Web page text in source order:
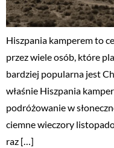
Hiszpania kamperem to
przez wiele osób, które
bardziej popularna jest
właśnie Hiszpania
podróżowanie w
ciemne wieczory
raz […]